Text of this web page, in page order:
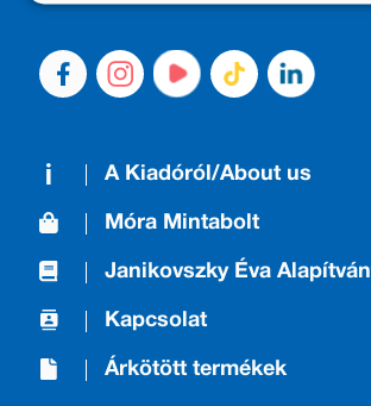
A Kiadóról/About us
Móra Mintabolt
Janikovszky Éva
Kapcsolat
Árkötött termékek